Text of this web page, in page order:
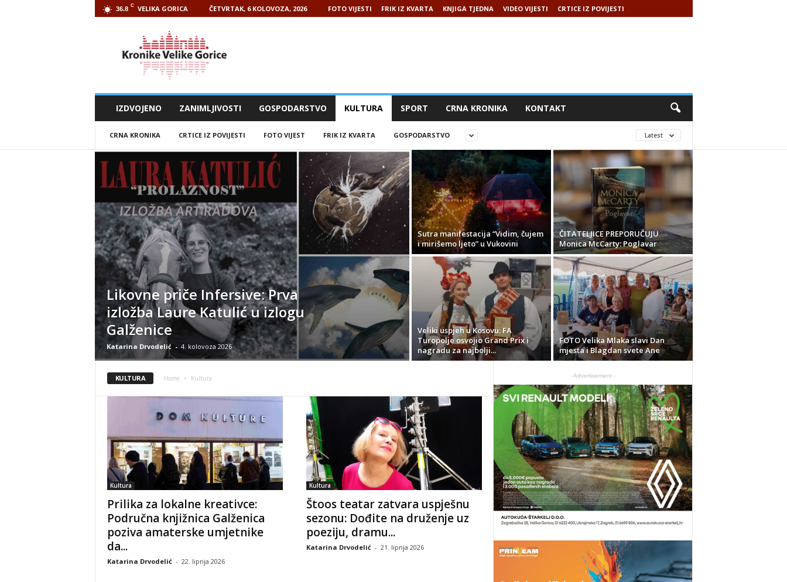
36.8 C VELIKA GORICA ČETVRTAK, 6 KOLOVOZA, 2026 FOTO VIJESTI FRIK IZ KVARTA KNJIGA TJEDNA VIDEO VIJESTI CRTICE IZ POVIJESTI
IZDVOJENO ZANIMLJIVOSTI GOSPODARSTVO KULTURA SPORT CRNA KRONIKA KONTAKT
CRNA KRONIKA CRTICE IZ POVIJESTI FOTO VIJEST FRIK IZ KVARTA GOSPODARSTVO Latest
Likovne priče Infersive: Prva
izložba Laure Katulić u izlogu
Galženice
Katarina Drvodelić - 4. kolovoza 2026
Sutra manifestacija “Vidim, čujem
i mirišemo ljeto” u Vukovini
ČITATELJICE PREPORUČUJU
Monica McCarty: Poglavar
Veliki uspjeh u Kosovu: FA
Turopolje osvojio Grand Prix i
nagradu za najbolji...
FOTO Velika Mlaka slavi Dan
mjesta i Blagdan svete Ane
KULTURA Home Kultura
Kultura
Prilika za lokalne kreativce:
Područna knjižnica Galženica
poziva amaterske umjetnike
da...
Katarina Drvodelić - 22. lipnja 2026
Kultura
Štoos teatar zatvara uspješnu
sezonu: Dođite na druženje uz
poeziju, dramu...
Katarina Drvodelić - 21. lipnja 2026
- Advertisement -